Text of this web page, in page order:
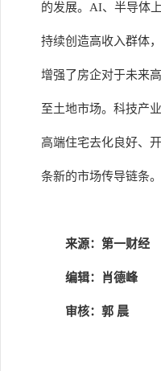
的发展。AI、半导体
持续创造高收入群体
增强了房企对于未来
至土地市场。科技产
高端住宅去化良好、
条新的市场传导链条。
来源：第一财经
编辑：肖德峰
审核：郭 晨